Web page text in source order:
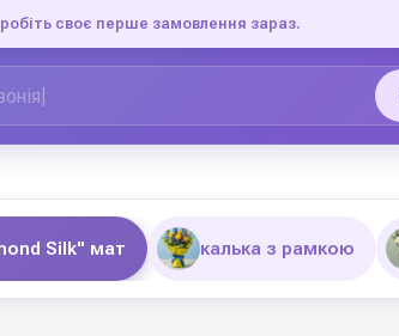
своє перше замовлення зараз.
Silk" мат калька з рамкою